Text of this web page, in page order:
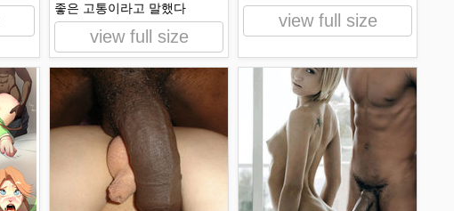
좋은 고통이라고 말했다
view full size
view full size